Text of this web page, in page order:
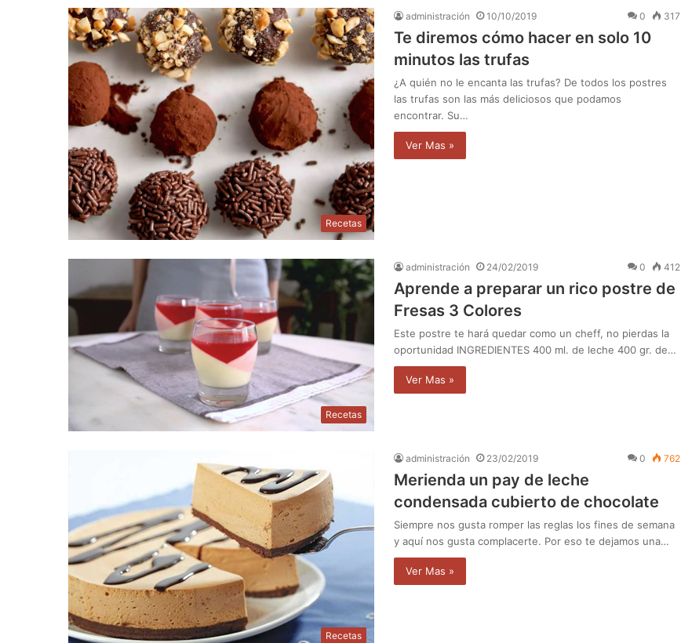
Recetas
administración 10/10/2019 0 317
Te diremos cómo hacer en solo 10
minutos las trufas
¿A quién no le encanta las trufas? De todos los postres
las trufas son las más deliciosos que podamos
encontrar. Su…
Ver Mas »
Recetas
administración 24/02/2019 0 412
Aprende a preparar un rico postre de
Fresas 3 Colores
Este postre te hará quedar como un cheff, no pierdas la
oportunidad INGREDIENTES 400 ml. de leche 400 gr. de…
Ver Mas »
Recetas
administración 23/02/2019 0 762
Merienda un pay de leche
condensada cubierto de chocolate
Siempre nos gusta romper las reglas los fines de semana
y aquí nos gusta complacerte. Por eso te dejamos una…
Ver Mas »